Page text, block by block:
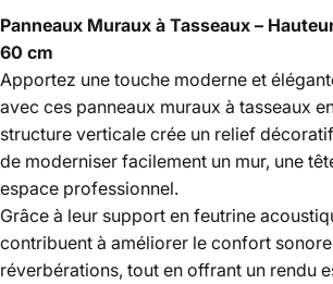
Panneaux Muraux à Tasseaux –
60 cm
Apportez une touche moderne et
avec ces panneaux muraux à tasseaux
structure verticale crée un relief
de moderniser facilement un mur, une
espace professionnel.
Grâce à leur support en feutrine
contribuent à améliorer le confort
réverbérations, tout en offrant un rendu